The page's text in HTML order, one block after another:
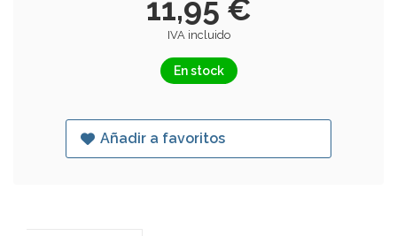
11,95 €
IVA incluido
En stock
Añadir a favoritos